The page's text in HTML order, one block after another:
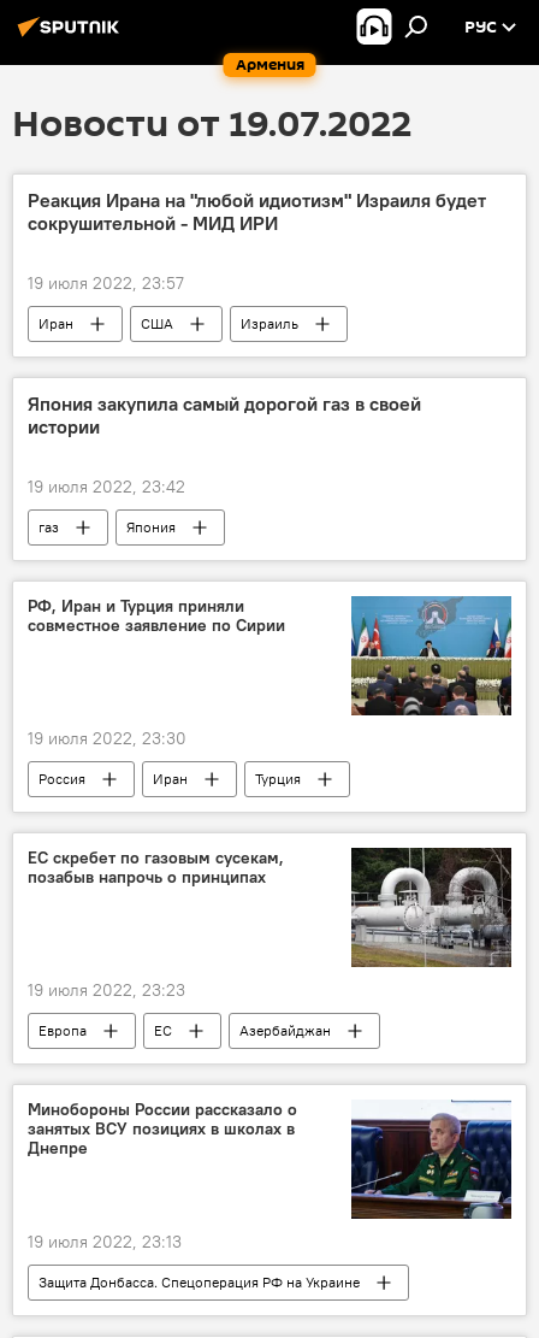
Армения
РУС
Новости от 19.07.2022
Реакция Ирана на "любой идиотизм" Израиля будет
сокрушительной - МИД ИРИ
19 июля 2022, 23:57
Иран США
Израиль
МИД
Япония закупила самый дорогой газ в своей
истории
19 июля 2022, 23:42
газ Япония
РФ, Иран и Турция приняли
совместное заявление по Сирии
19 июля 2022, 23:30
Россия Иран
Турция
Сирия
ЕС скребет по газовым сусекам,
позабыв напрочь о принципах
19 июля 2022, 23:23
Европа ЕС
Азербайджан
газ
поставки
Минобороны России рассказало о
занятых ВСУ позициях в школах в
Днепре
19 июля 2022, 23:13
Защита Донбасса. Спецоперация РФ на Украине
Россия
Украина